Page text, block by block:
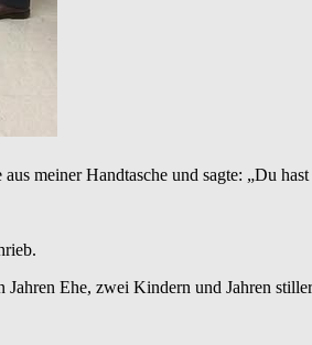
meiner Handtasche und sagte: „Du
Ehe, zwei Kindern und Jahren